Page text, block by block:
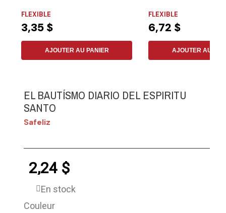
FLEXIBLE
3,35 $
AJOUTER AU PANIER
FLEXIBLE
6,72 $
AJOUTER AU
EL BAUTÍSMO DIARIO DEL ESPIRITU
SANTO
Safeliz
2,24 $
En stock
Couleur